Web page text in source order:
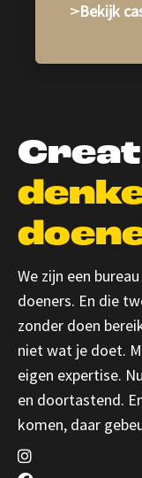
Bekijk
We zijn een
doeners. En die
zonder doen
niet wat je doet.
eigen expertise.
en doortastend.
komen, daar